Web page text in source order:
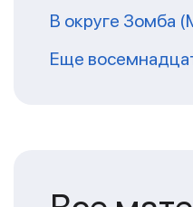
В округе Зомба
Еще